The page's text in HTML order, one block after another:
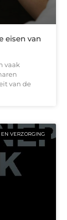
eisen van
vaak
van de
VERZORGING